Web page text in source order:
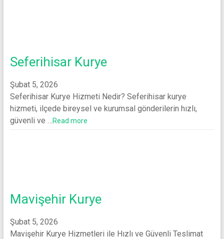
Seferihisar Kurye
Şubat 5, 2026
Seferihisar Kurye Hizmeti Nedir? Seferihisar kurye
hizmeti, ilçede bireysel ve kurumsal gönderilerin hızlı,
güvenli ve …Read more
Mavişehir Kurye
Şubat 5, 2026
Mavişehir Kurye Hizmetleri ile Hızlı ve Güvenli Teslimat